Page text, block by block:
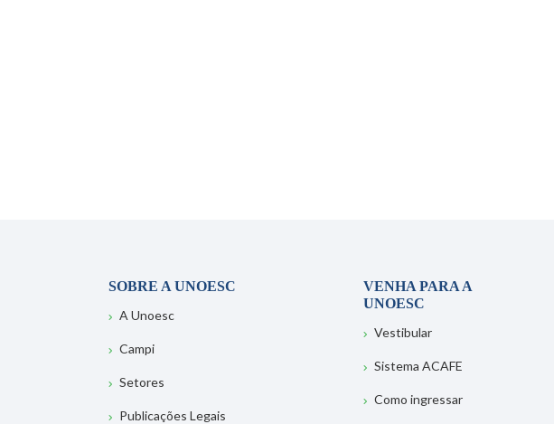
SOBRE A UNOESC
A Unoesc
Campi
Setores
Publicações Legais
VENHA PARA A
UNOESC
Vestibular
Sistema ACAFE
Como ingressar